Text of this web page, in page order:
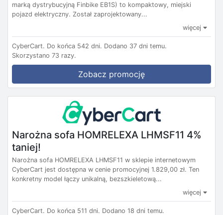
marką dystrybucyjną Finbike EB1S) to kompaktowy, miejski
pojazd elektryczny. Został zaprojektowany...
więcej
CyberCart. Do końca 542 dni. Dodano 37 dni temu.
Skorzystano 73 razy.
Zobacz promocję
Narożna sofa HOMRELEXA LHMSF11 4%
taniej!
Narożna sofa HOMRELEXA LHMSF11 w sklepie internetowym
CyberCart jest dostępna w cenie promocyjnej 1.829,00 zł. Ten
konkretny model łączy unikalną, bezszkieletową...
więcej
CyberCart. Do końca 511 dni. Dodano 18 dni temu.